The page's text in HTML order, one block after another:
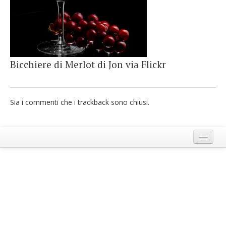
Bicchiere di Merlot di Jon via Flickr
Sia i commenti che i trackback sono chiusi.